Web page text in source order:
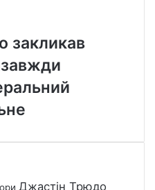
закликав
Джастін Трюдо